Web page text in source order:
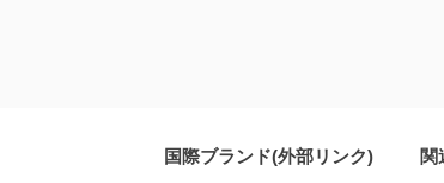
国際ブランド(外部リンク) 関